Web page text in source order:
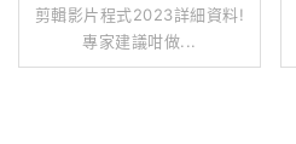
剪輯影片程式2023詳細資料!
專家建議咁做...